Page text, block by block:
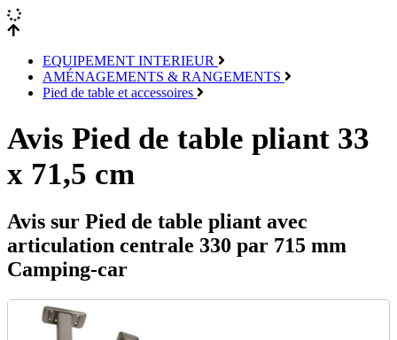
EQUIPEMENT INTERIEUR
AMÉNAGEMENTS & RANGEMENTS
Pied de table et accessoires
Avis Pied de table pliant 33
x 71,5 cm
Avis sur Pied de table pliant avec
articulation centrale 330 par 715 mm
Camping-car